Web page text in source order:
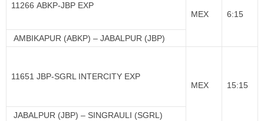
11266 ABKP-JBP EXP
MEX
6:15
AMBIKAPUR (ABKP) – JABALPUR (JBP)
11651 JBP-SGRL INTERCITY EXP
MEX
15:15
JABALPUR (JBP) – SINGRAULI (SGRL)